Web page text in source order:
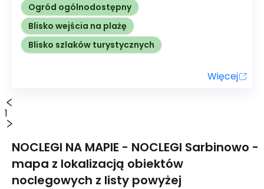
Ogród ogólnodostępny
Blisko wejścia na plażę
Blisko szlaków turystycznych
Więcej
1
NOCLEGI NA MAPIE - NOCLEGI Sarbinowo -
mapa z lokalizacją obiektów
noclegowych z listy powyżej